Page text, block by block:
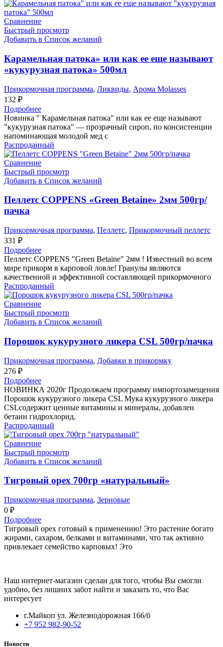
Сравнение
Быстрый просмотр
Добавить в Список желаний
Карамельная патока» или как ее еще называют
«кукурузная патока» 500мл
Прикормочная программа, Ликвиды, Арома Molasses
132 ₽
Подробнее
Новинка " Карамельная патока" или как ее еще называют
"кукурузная патока" — прозрачный сироп, по консистенции
напоминающая молодой мед с
Распроданный
Сравнение
Быстрый просмотр
Добавить в Список желаний
Пеллетс COPPENS «Green Betaine» 2мм 500гр/
пачка
Прикормочная программа, Пеллетс, Прикормочный пеллетс
331 ₽
Подробнее
Пеллетс COPPENS "Green Betaine" 2мм ! Известный во всем
мире прикорм в карповой ловле! Гранулы являются
качественной и эффективной составляющей прикормочного
Распроданный
Сравнение
Быстрый просмотр
Добавить в Список желаний
Порошок кукурузного ликера CSL 500гр/пачка
Прикормочная программа, Добавки в прикормку
276 ₽
Подробнее
НОВИНКА 2020г Продолжаем программу импортозамещения
Порошок кукурузного ликера CSL Мука кукурузного ликера
CSLсодержит ценные витамины и минералы, добавлен
бетаин гидрохлорид.
Распроданный
Сравнение
Быстрый просмотр
Добавить в Список желаний
Тигровый орех 700гр «натуральный»
Прикормочная программа, Зерновые
0 ₽
Подробнее
Тигровый орех готовый к применению! Это растение богато
жирами, сахаром, белками и витаминами, что так активно
привлекает семейство карповых! Это
Наш интернет-магазин сделан для того, чтобы Вы смогли
удобно, без лишних забот найти и заказать то, что Вас
интересует
г.Майкоп ул. Железнодорожная 166/б
+7 952 982-90-52
Новости